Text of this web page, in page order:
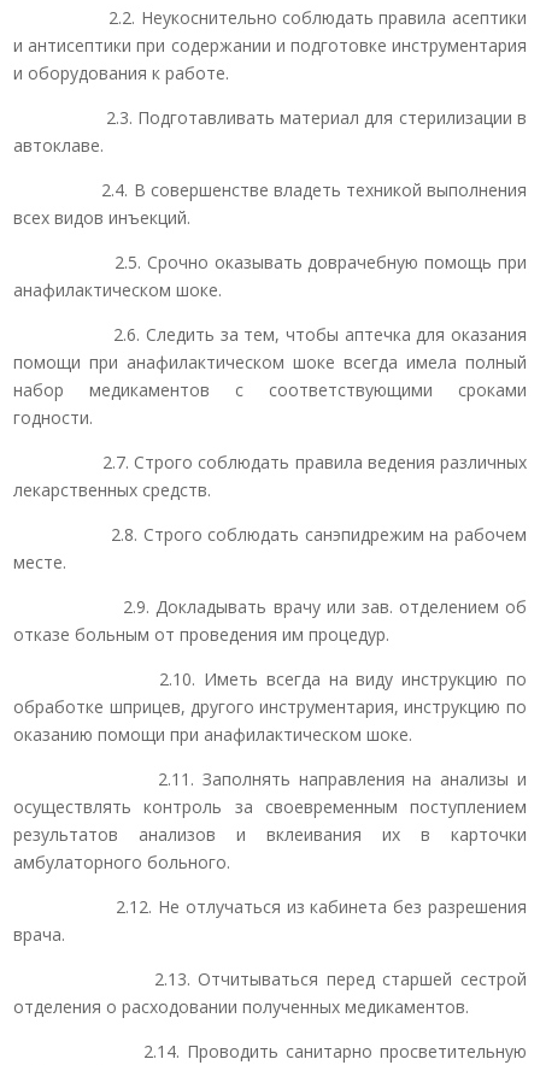
2.2. Неукоснительно соблюдать правила асептики
и антисептики при содержании и подготовке инструментария
и оборудования к работе.
2.3. Подготавливать материал для стерилизации в
автоклаве.
2.4. В совершенстве владеть техникой выполнения
всех видов инъекций.
2.5. Срочно оказывать доврачебную помощь при
анафилактическом шоке.
2.6. Следить за тем, чтобы аптечка для оказания
помощи при анафилактическом шоке всегда имела полный
набор медикаментов с соответствующими сроками
годности.
2.7. Строго соблюдать правила ведения различных
лекарственных средств.
2.8. Строго соблюдать санэпидрежим на рабочем
месте.
2.9. Докладывать врачу или зав. отделением об
отказе больным от проведения им процедур.
2.10. Иметь всегда на виду инструкцию по
обработке шприцев, другого инструментария, инструкцию по
оказанию помощи при анафилактическом шоке.
2.11. Заполнять направления на анализы и
осуществлять контроль за своевременным поступлением
результатов анализов и вклеивания их в карточки
амбулаторного больного.
2.12. Не отлучаться из кабинета без разрешения
врача.
2.13. Отчитываться перед старшей сестрой
отделения о расходовании полученных медикаментов.
2.14. Проводить санитарно просветительную